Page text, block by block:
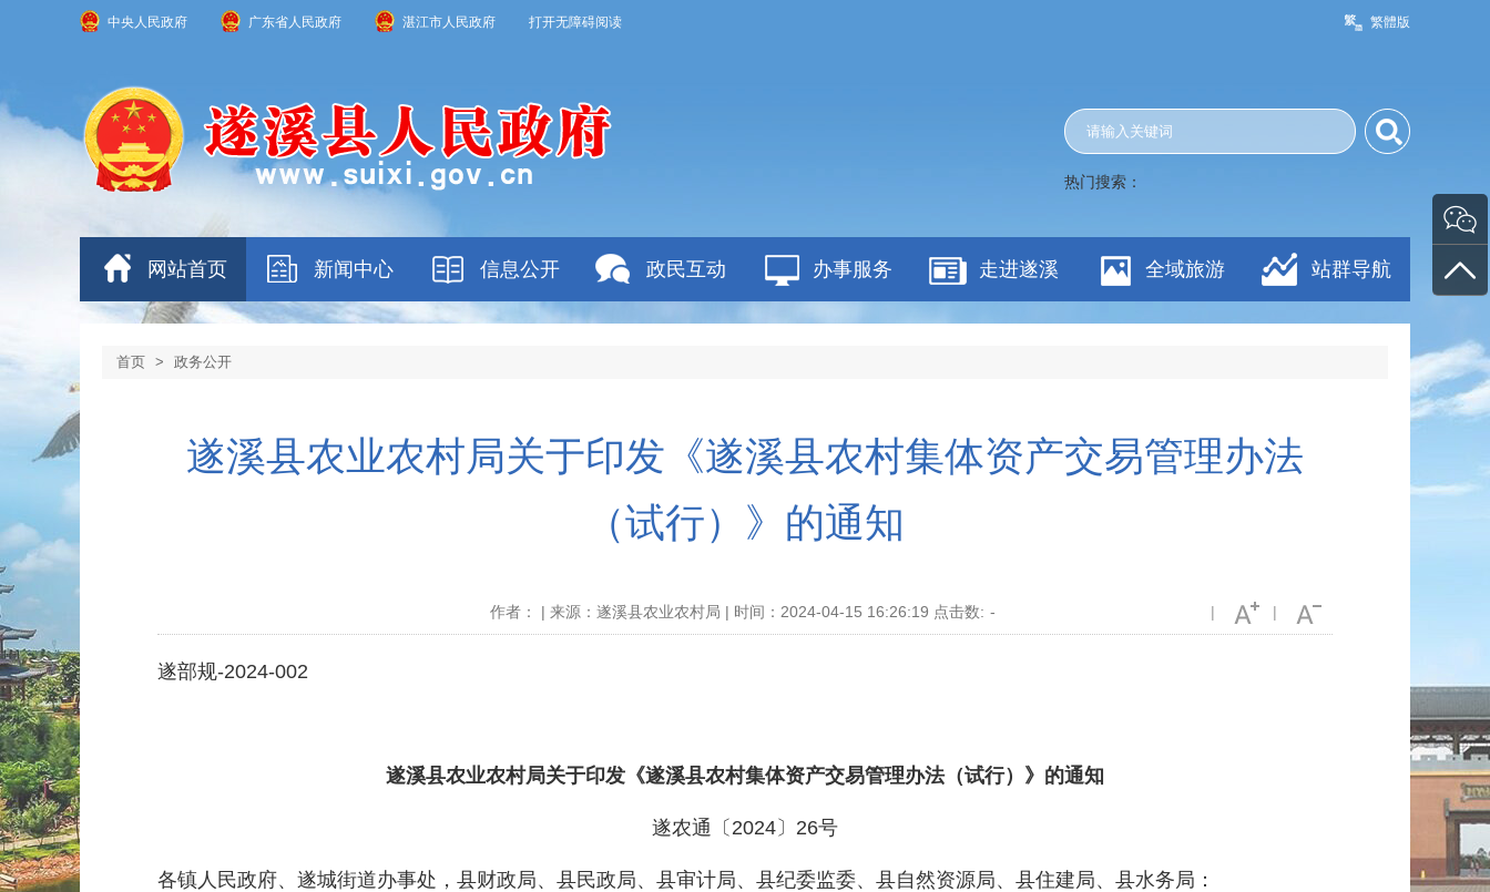
繁體版
中央人民政府 广东省人民政府 湛江市人民政府 打开无障碍阅读
热门搜索：
网站首页 新闻中心 信息公开 政民互动 办事服务 走进遂溪 全域旅游 站群导航
首页 > 政务公开
遂溪县农业农村局关于印发《遂溪县农村集体资产交易管理办法
（试行）》的通知
|
|
作者： | 来源：遂溪县农业农村局 | 时间：2024-04-15 16:26:19 点击数: -
遂部规-2024-002
遂溪县农业农村局关于印发《遂溪县农村集体资产交易管理办法（试行）》的通知
遂农通〔2024〕26号
各镇人民政府、遂城街道办事处，县财政局、县民政局、县审计局、县纪委监委、县自然资源局、县住建局、县水务局：